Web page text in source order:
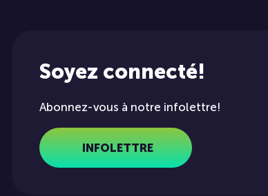
Soyez connecté!
Abonnez-vous à notre infolettre!
INFOLETTRE